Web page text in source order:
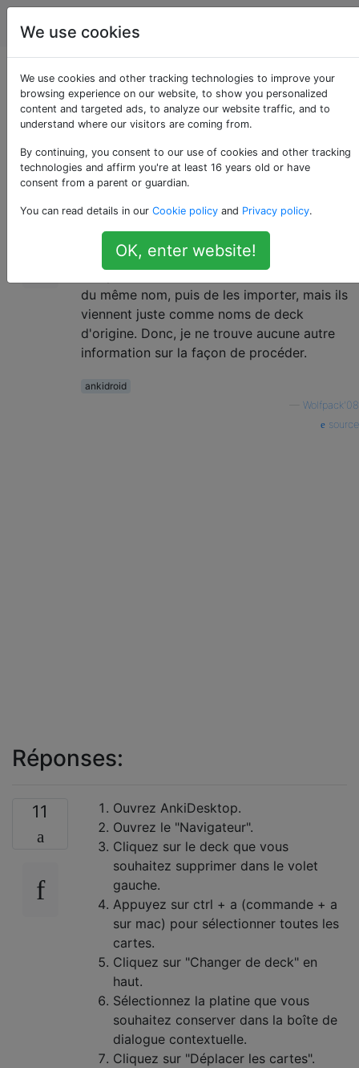
Android
Comment fusionner
des decks à Anki?
18
Je reçois une erreur dans Anki qui indique
fusionner un tas de decks qui sont
essentiellement les mêmes. Mais je ne trouve
pas de moyen de le faire. J'ai essayé
d'exporter les decks et de les nommer tous
du même nom, puis de les importer, mais ils
viennent juste comme noms de deck
d'origine. Donc, je ne trouve aucune autre
information sur la façon de procéder.
ankidroid
Wolfpack'08
source
Réponses:
11
Ouvrez AnkiDesktop.
Ouvrez le "Navigateur".
Cliquez sur le deck que vous
souhaitez supprimer dans le volet
gauche.
Appuyez sur ctrl + a (commande + a
sur mac) pour sélectionner toutes les
cartes.
Cliquez sur "Changer de deck" en
haut.
Sélectionnez la platine que vous
souhaitez conserver dans la boîte de
dialogue contextuelle.
Cliquez sur "Déplacer les cartes".
We use cookies
We use cookies and other tracking technologies to improve your
browsing experience on our website, to show you personalized
content and targeted ads, to analyze our website traffic, and to
understand where our visitors are coming from.
By continuing, you consent to our use of cookies and other tracking
technologies and affirm you're at least 16 years old or have
consent from a parent or guardian.
You can read details in our Cookie policy and Privacy policy.
OK, enter website!